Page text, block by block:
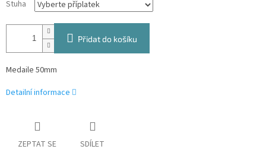
Stuha
Přidat do košíku
Medaile 50mm
Detailní informace
ZEPTAT SE SDÍLET